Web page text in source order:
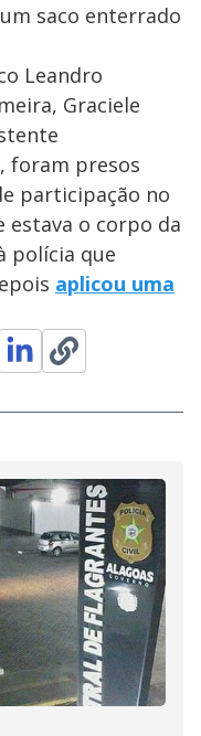
saco enterrado
Leandro
Graciele
foram presos
participação no
estava o corpo da
polícia que
aplicou uma